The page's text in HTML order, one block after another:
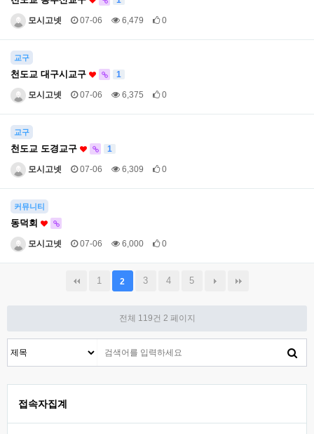
모시고넷 07-06 6,479 0
교구
천도교 대구시교구 1
모시고넷 07-06 6,375 0
교구
천도교 도경교구 1
모시고넷 07-06 6,309 0
커뮤니티
동덕회
모시고넷 07-06 6,000 0
1 2 3 4 5
전체 119건 2 페이지
접속자집계